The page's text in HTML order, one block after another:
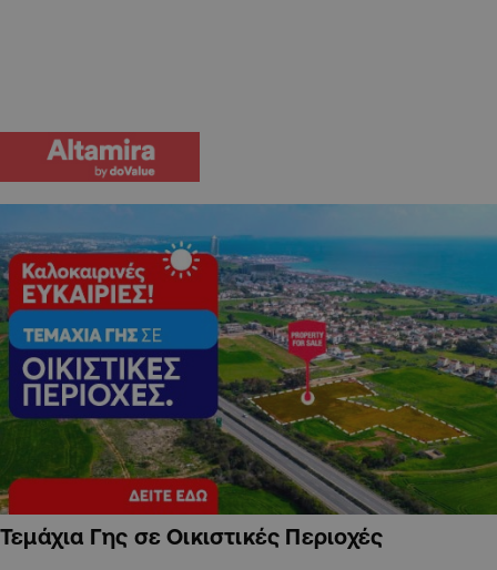
Τεμάχια Γης σε Οικιστικές Περιοχές